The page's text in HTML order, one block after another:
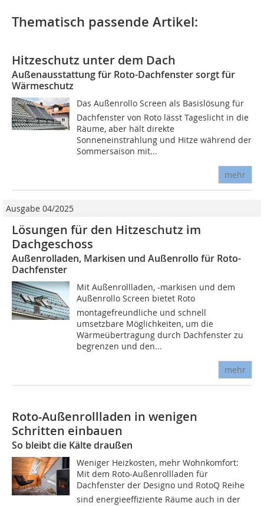
Thematisch passende Artikel:
Hitzeschutz unter dem Dach
Außenausstattung für Roto-Dachfenster sorgt für
Wärmeschutz
Das Außenrollo Screen als Basislösung für
Dachfenster von Roto lässt Tageslicht in die
Räume, aber hält direkte
Sonneneinstrahlung und Hitze während der
Sommersaison mit...
mehr
Ausgabe 04/2025
Lösungen für den Hitzeschutz im
Dachgeschoss
Außenrolladen, Markisen und Außenrollo für Roto-
Dachfenster
Mit Außenrollladen, -markisen und dem
Außenrollo Screen bietet Roto
montagefreundliche und schnell
umsetzbare Möglichkeiten, um die
Wärmeübertragung durch Dachfenster zu
begrenzen und den...
mehr
Roto-Außenrollladen in wenigen
Schritten einbauen
So bleibt die Kälte draußen
Weniger Heizkosten, mehr Wohnkomfort:
Mit dem Roto-Außenrollladen für
Dachfenster der Designo und RotoQ Reihe
sind energieeffiziente Räume auch in der